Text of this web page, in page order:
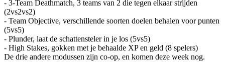
- 3-Team Deathmatch, 3 teams van 2 die tegen elkaar strijden
(2vs2vs2)
- Team Objective, verschillende soorten doelen behalen voor punten
(5vs5)
- Plunder, laat de schattensteler in je los (5vs5)
- High Stakes, gokken met je behaalde XP en geld (8 spelers)
De drie andere modussen zijn co-op, en komen deze week nog.